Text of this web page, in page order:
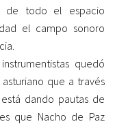
de todo el espacio
el campo sonoro
quedó
que a través
dando pautas de
que Nacho de Paz